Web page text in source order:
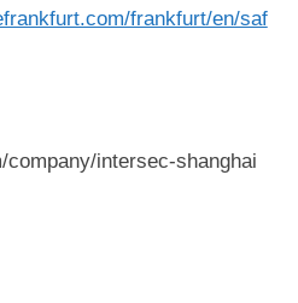
frankfurt/en/saf
intersec-shanghai